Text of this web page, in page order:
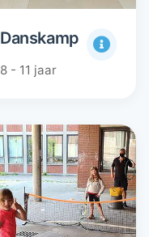
Danskamp
8 - 11 jaar